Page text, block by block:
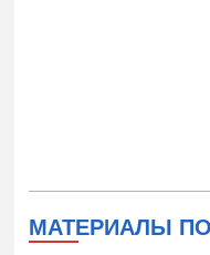
МАТЕРИАЛЫ